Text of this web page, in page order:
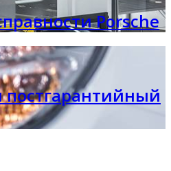
Porsche